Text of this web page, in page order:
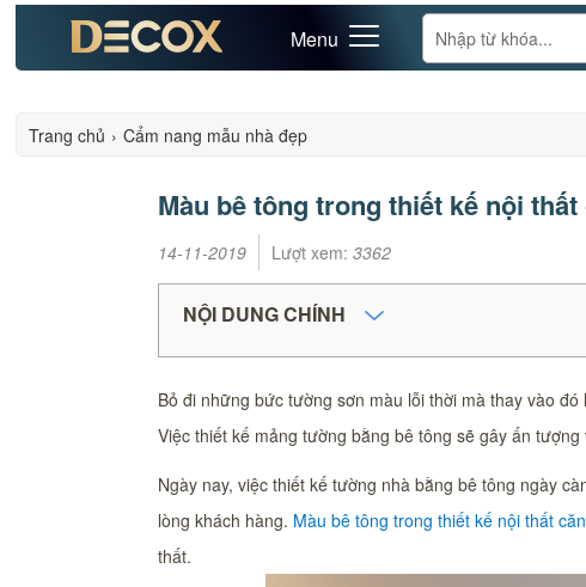
Menu
Trang chủ › Cẩm nang mẫu nhà đẹp
Màu bê tông trong thiết kế nội thất
14-11-2019 Lượt xem: 3362
NỘI DUNG CHÍNH
Bỏ đi những bức tường sơn màu lỗi thời mà thay vào
Việc thiết kế mảng tường bằng bê tông sẽ gây ấn
Ngày nay, việc thiết kế tường nhà bằng bê tông ngày
lòng khách hàng. Màu bê tông trong thiết kế nội thất
thất.